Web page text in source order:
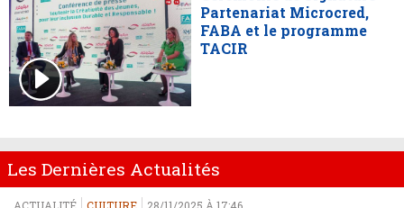
Partenariat Microcred,
FABA et le programme
TACIR
Les Dernières Actualités